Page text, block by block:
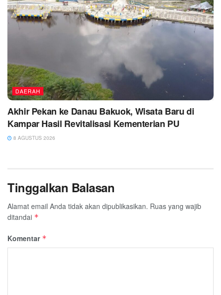
DAERAH
Akhir Pekan ke Danau Bakuok, Wisata Baru di
Kampar Hasil Revitalisasi Kementerian PU
8 AGUSTUS 2026
Tinggalkan Balasan
Alamat email Anda tidak akan dipublikasikan. Ruas yang wajib
ditandai *
Komentar *